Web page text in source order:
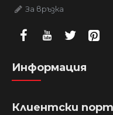
За връзка
Информация
Клиентски